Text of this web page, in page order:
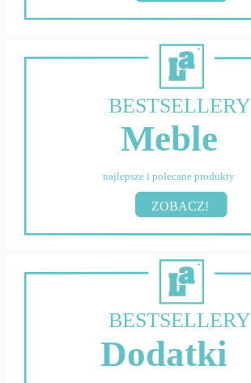
BESTSELLERY
Meble
najlepsze i polecane produkty
ZOBACZ!
BESTSELLERY
Dodatki